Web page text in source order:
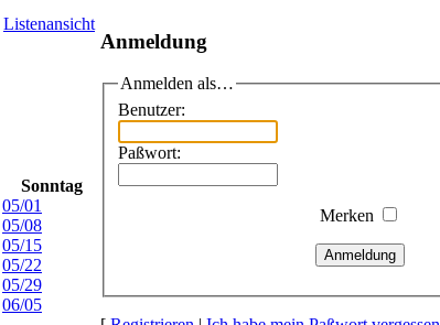
Listenansicht
Sonntag
05/01
05/08
05/15
05/22
05/29
06/05
Anmeldung
Anmelden als…
Benutzer:
Paßwort:
Merken
Anmeldung